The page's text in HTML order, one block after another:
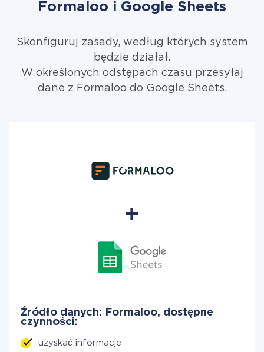
Formaloo i Google Sheets
Skonfiguruj zasady, według których system
będzie działał.
W określonych odstępach czasu przesyłaj
dane z Formaloo do Google Sheets.
Źródło danych: Formaloo, dostępne
czynności:
uzyskać informacje